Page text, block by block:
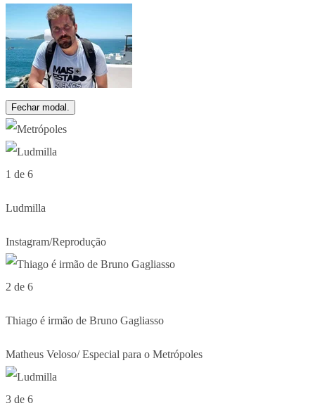
Fechar modal.
1 de 6
Ludmilla
Instagram/Reprodução
2 de 6
Thiago é irmão de Bruno Gagliasso
Matheus Veloso/ Especial para o Metrópoles
3 de 6